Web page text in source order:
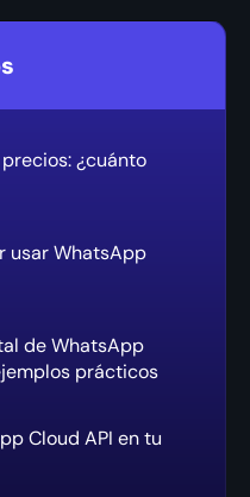
¿cuánto
usar WhatsApp
de WhatsApp
prácticos
Cloud API en tu